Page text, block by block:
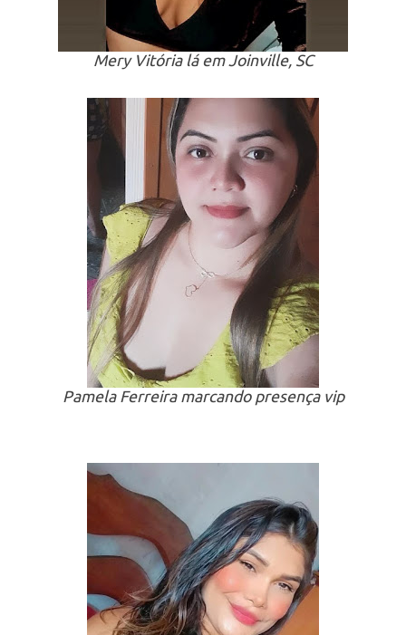
Mery Vitória lá em Joinville, SC
Pamela Ferreira marcando presença vip